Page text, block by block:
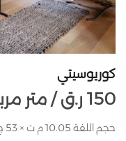
كوريوسيتي
متر مربع / 150 ر.ق
حجم اللفة 10.05 م ت × 53 ج م -ألمانيا